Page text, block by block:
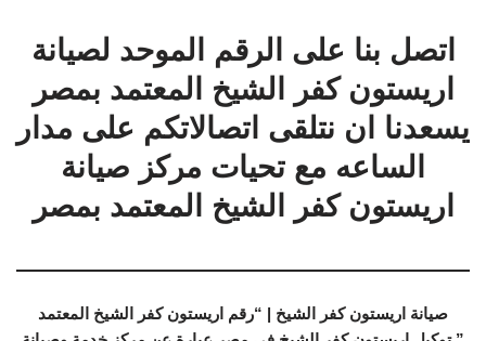
اتصل بنا على الرقم الموحد لصيانة
اريستون كفر الشيخ المعتمد بمصر
يسعدنا ان نتلقى اتصالاتكم على مدار
الساعه مع تحيات مركز صيانة
اريستون كفر الشيخ المعتمد بمصر
صيانة اريستون كفر الشيخ | “رقم اريستون كفر الشيخ المعتمد